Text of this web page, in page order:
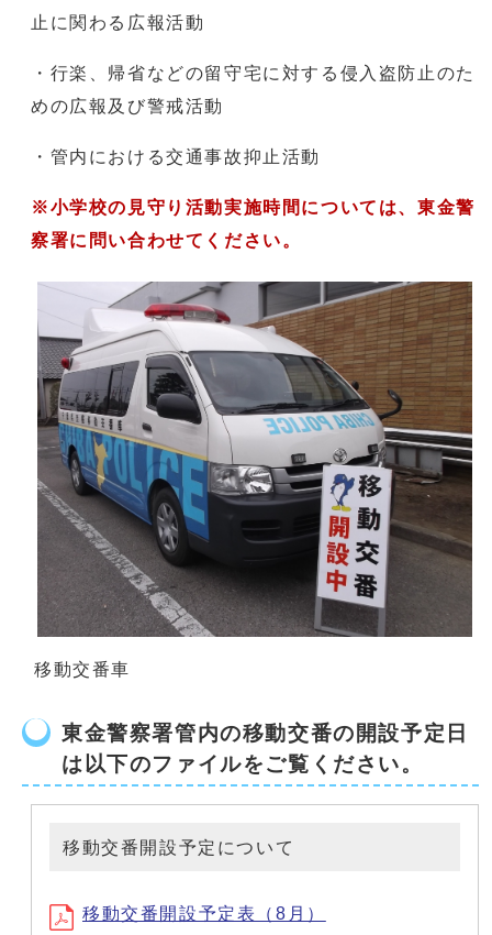
止に関わる広報活動
・行楽、帰省などの留守宅に対する侵入盗防止のた
めの広報及び警戒活動
・管内における交通事故抑止活動
※小学校の見守り活動実施時間については、東金警
察署に問い合わせてください。
移動交番車
東金警察署管内の移動交番の開設予定日
は以下のファイルをご覧ください。
移動交番開設予定について
移動交番開設予定表（8月）